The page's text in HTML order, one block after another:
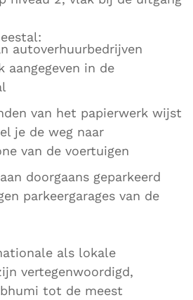
autoverhuurbedrijven
aangegeven in de
van het papierwerk wijst
je de weg naar
van de voertuigen
doorgaans geparkeerd
parkeergarages van de
als lokale
vertegenwoordigd,
tot de meest